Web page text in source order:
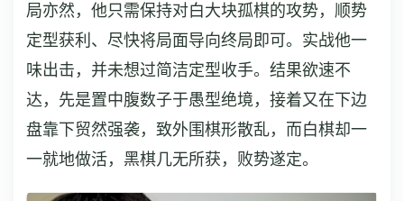
局亦然，他只需保持对白大块孤棋的攻势，顺势
定型获利、尽快将局面导向终局即可。实战他一
味出击，并未想过简洁定型收手。结果欲速不
达，先是置中腹数子于愚型绝境，接着又在下边
盘靠下贸然强袭，致外围棋形散乱，而白棋却一
一就地做活，黑棋几无所获，败势遂定。